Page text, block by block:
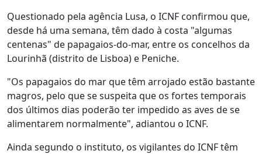
Questionado pela agência Lusa, o ICNF confirmou que,
desde há uma semana, têm dado à costa "algumas
centenas" de papagaios-do-mar, entre os concelhos da
Lourinhã (distrito de Lisboa) e Peniche.
"Os papagaios do mar que têm arrojado estão bastante
magros, pelo que se suspeita que os fortes temporais
dos últimos dias poderão ter impedido as aves de se
alimentarem normalmente", adiantou o ICNF.
Ainda segundo o instituto, os vigilantes do ICNF têm